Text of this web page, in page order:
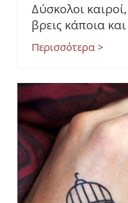
Δύσκολοι
βρεις κάποια και
Περισσότερα >